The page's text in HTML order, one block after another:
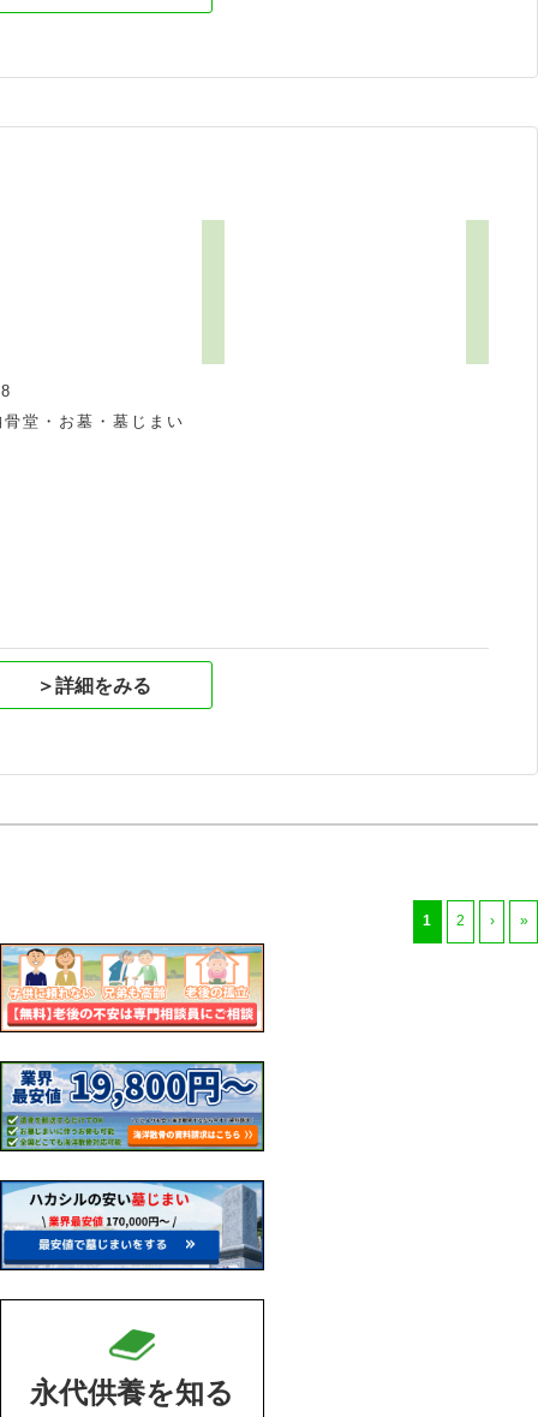
堂・お墓・墓じまい
＞詳細をみる
1 2 › »
永代供養を知る